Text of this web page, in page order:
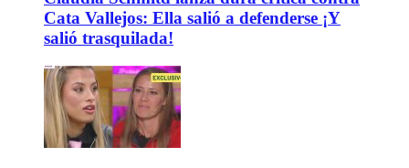
Cata Vallejos: Ella salió a defenderse ¡Y
salió trasquilada!